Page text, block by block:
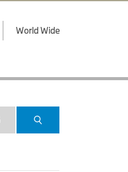
World Wide